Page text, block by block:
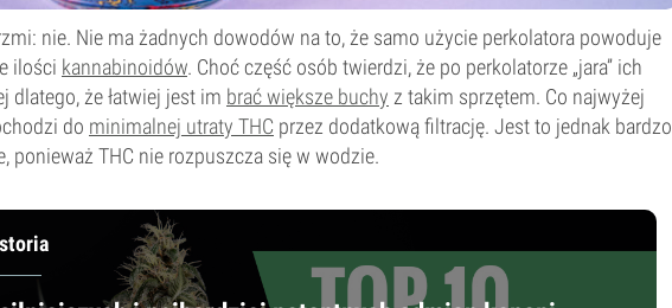
nie. Nie ma żadnych dowodów na to, że samo użycie perkolatora powoduje
ilości kannabinoidów. Choć część osób twierdzi, że po perkolatorze „jara” ich
dlatego, że łatwiej jest im brać większe buchy z takim sprzętem. Co najwyżej
do minimalnej utraty THC przez dodatkową filtrację. Jest to jednak bardzo
ponieważ THC nie rozpuszcza się w wodzie.